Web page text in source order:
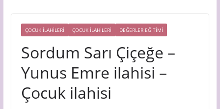
ÇOCUK ILAHILERI ÇOCUK İLAHİLERİ DEĞERLER EĞİTİMİ
Sordum Sarı Çiçeğe –
Yunus Emre ilahisi –
Çocuk ilahisi